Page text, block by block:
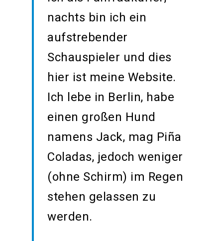
nachts bin ich ein
aufstrebender
Schauspieler und dies
hier ist meine Website.
Ich lebe in Berlin, habe
einen großen Hund
namens Jack, mag Piña
Coladas, jedoch weniger
(ohne Schirm) im Regen
stehen gelassen zu
werden.